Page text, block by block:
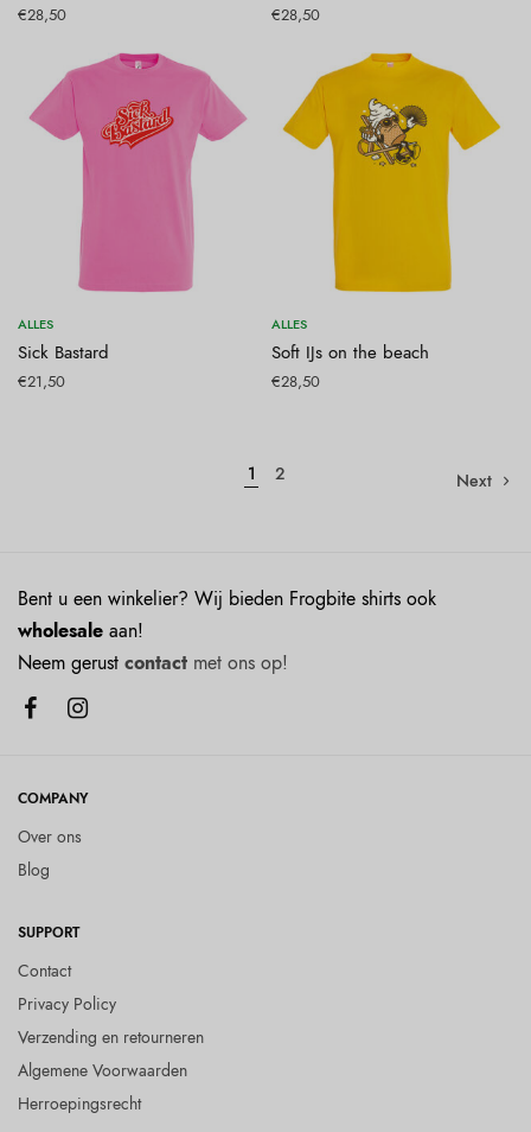
€28,50 €28,50
ALLES
Sick Bastard
€21,50
ALLES
Soft IJs on the beach
€28,50
1 2 Next
Bent u een winkelier? Wij bieden Frogbite shirts ook
wholesale aan!
Neem gerustcontact met ons op!
COMPANY
Over ons
Blog
SUPPORT
Contact
Privacy Policy
Verzending en retourneren
Algemene Voorwaarden
Herroepingsrecht